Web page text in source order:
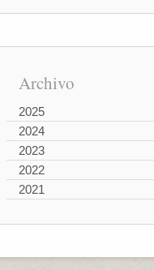
Archivo
2025
2024
2023
2022
2021